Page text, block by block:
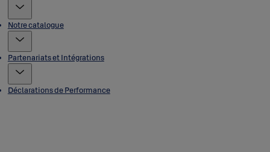
Notre catalogue
Partenariats et Intégrations
Déclarations de Performance